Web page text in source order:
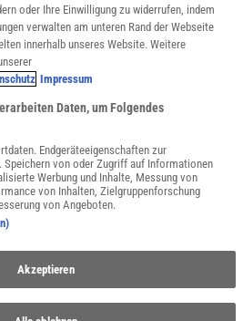
oder Ihre Einwilligung zu widerrufen, indem
verwalten am unteren Rand der Webseite
innerhalb unseres Website. Weitere
Impressum
Daten, um Folgendes
Endgeräteeigenschaften zur
von oder Zugriff auf Informationen
Werbung und Inhalte, Messung von
von Inhalten, Zielgruppenforschung
von Angeboten.
Akzeptieren